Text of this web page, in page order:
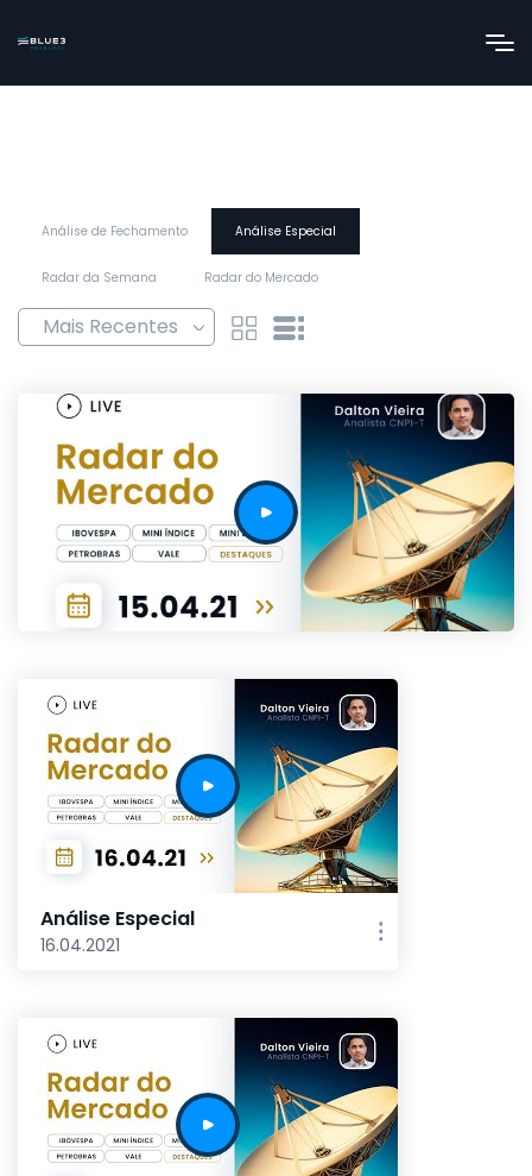
Análise de Fechamento Análise Especial
Radar da Semana Radar do Mercado
Análise Especial
16.04.2021